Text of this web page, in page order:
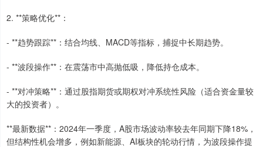
2. **策略优化**：
- **趋势跟踪**：结合均线、MACD等指标，捕捉中长期趋势。
- **波段操作**：在震荡市中高抛低吸，降低持仓成本。
- **对冲策略**：通过股指期货或期权对冲系统性风险（适合资金量较
大的投资者）。
**最新数据**：2024年一季度，A股市场波动率较去年同期下降18%，
但结构性机会增多，例如新能源、AI板块的轮动行情，为波段操作提